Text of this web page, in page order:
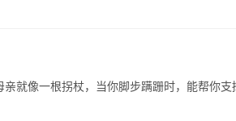
就像一根拐杖，当你脚步蹒跚时，能帮你支